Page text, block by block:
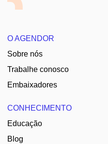
O AGENDOR
Sobre nós
Trabalhe conosco
Embaixadores
CONHECIMENTO
Educação
Blog